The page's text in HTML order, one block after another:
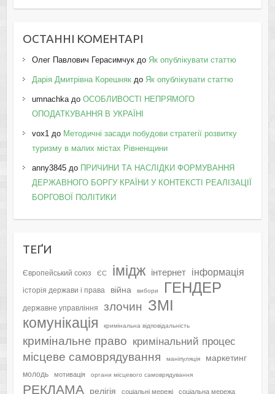
ОСТАННІ КОМЕНТАРІ
Олег Павлович Герасимчукдо Як опублікувати статтю
Дарія Дмитрівна Корешнякдо Як опублікувати статтю
umnachkaдо ОСОБЛИВОСТІ НЕПРЯМОГО
ОПОДАТКУВАННЯ В УКРАЇНІ
vox1до Методичні засади побудови стратегії розвитку
туризму в малих містах Рівненщини
anny3845до ПРИЧИНИ ТА НАСЛІДКИ ФОРМУВАННЯ
ДЕРЖАВНОГО БОРГУ КРАЇНИ У КОНТЕКСТІ РЕАЛІЗАЦІЇ
БОРГОВОЇ ПОЛІТИКИ
ТЕҐИ
Європейський союз ЄС імідж інтернет інформація
історія держави і права війна вибори ГЕНДЕР
державне управління злочин ЗМІ
комунікація кримінальна відповідальність
кримінальне право кримінальний процес
місцеве самоврядування маніпуляція маркетинг
молодь мотивація органи місцевого самоврядування
РЕКЛАМА релігія соціальні мережі соціальна мережа